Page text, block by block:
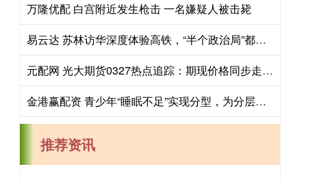
万隆优配 白宫附近发生枪击 一名嫌疑人被击毙
易云达 苏林访华深度体验高铁，“半个政治局”都来了
元配网 光大期货0327热点追踪：期现价格同步走高，碳酸锂拾级而上
金港赢配资 青少年“睡眠不足”实现分型，为分层干预提供科学依据
推荐资讯